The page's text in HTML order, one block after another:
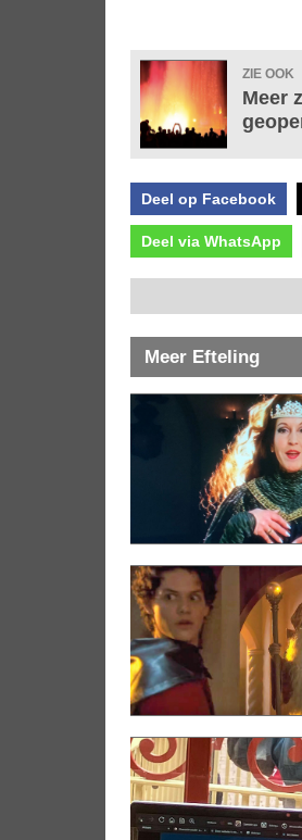
ZIE OOK
Meer
Deel op Facebook
Deel via WhatsApp
Meer Efteling